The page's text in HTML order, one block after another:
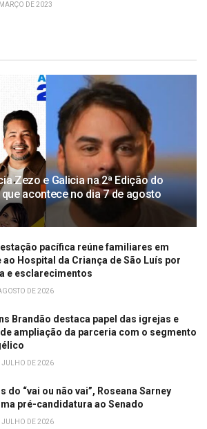
DE 2023
Zezo e Galicia na 2ª Edição do
acontece no dia 7 de agosto
pacífica reúne familiares em
ao Hospital da Criança de São Luís por
e esclarecimentos
DE 2026
Brandão destaca papel das igrejas e
ampliação da parceria com o segmento
JULHO DE 2026
do “vai ou não vai”, Roseana Sarney
pré-candidatura ao Senado
JULHO DE 2026